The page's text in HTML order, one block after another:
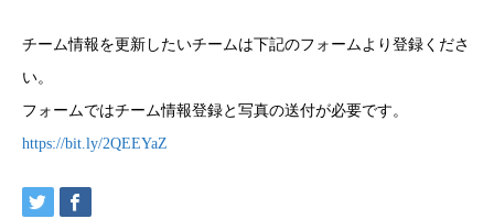
チーム情報を更新したいチームは下記のフォームより登録くださ
い。
フォームではチーム情報登録と写真の送付が必要です。
https://bit.ly/2QEEYaZ